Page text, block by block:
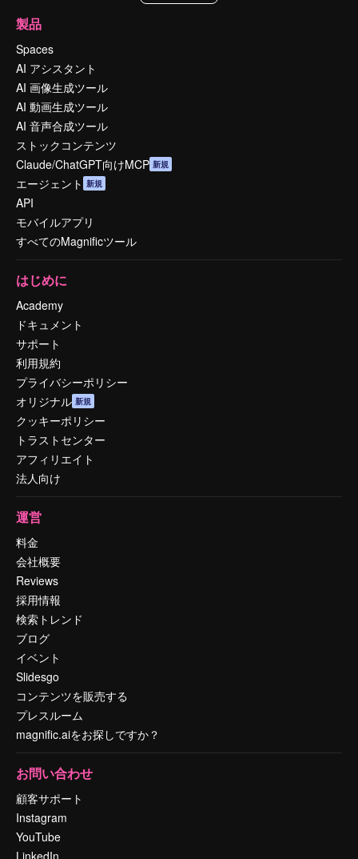
製品
Spaces
AI アシスタント
AI 画像生成ツール
AI 動画生成ツール
AI 音声合成ツール
ストックコンテンツ
Claude/ChatGPT向けMCP 新規
エージェント 新規
API
モバイルアプリ
すべてのMagnificツール
はじめに
Academy
ドキュメント
サポート
利用規約
プライバシーポリシー
オリジナル 新規
クッキーポリシー
トラストセンター
アフィリエイト
法人向け
運営
料金
会社概要
Reviews
採用情報
検索トレンド
ブログ
イベント
Slidesgo
コンテンツを販売する
プレスルーム
magnific.aiをお探しですか？
お問い合わせ
顧客サポート
Instagram
YouTube
LinkedIn